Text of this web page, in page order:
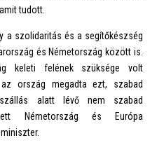
tudott.
a szolidaritás és a segítőkészség
és Németország között is.
keleti felének szüksége volt
az ország megadta ezt, szabad
alatt lévő nem szabad
Németország és Európa